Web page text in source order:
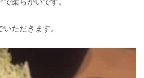
ただきます。